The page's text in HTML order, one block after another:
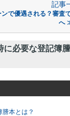
記事
で優遇される？審査
へ
に必要な登記簿
本とは？